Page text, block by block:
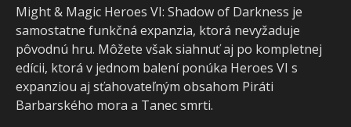
Might & Magic Heroes VI: Shadow of Darkness je
samostatne funkčná expanzia, ktorá nevyžaduje
pôvodnú hru. Môžete však siahnuť aj po kompletnej
edícii, ktorá v jednom balení ponúka Heroes VI s
expanziou aj sťahovateľným obsahom Piráti
Barbarského mora a Tanec smrti.